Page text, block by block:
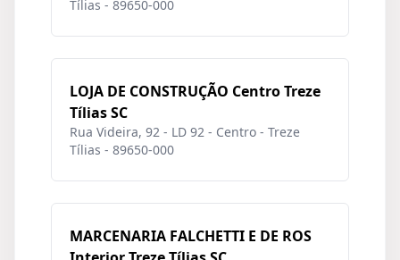
Tílias - 89650-000
LOJA DE CONSTRUÇÃO Centro Treze
Tílias SC
Rua Videira, 92 - LD 92 - Centro - Treze
Tílias - 89650-000
MARCENARIA FALCHETTI E DE ROS